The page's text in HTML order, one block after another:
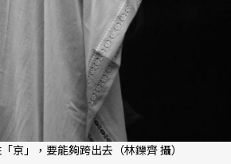
京」，要能夠跨出去（林鑠齊 攝）